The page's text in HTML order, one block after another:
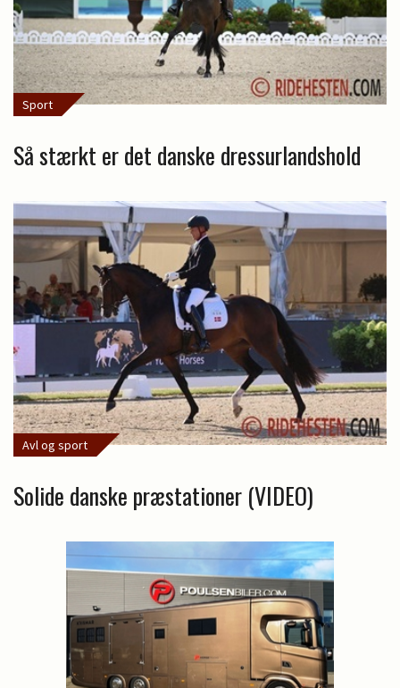
Sport
Så stærkt er det danske dressurlandshold
Avl og sport
Solide danske præstationer (VIDEO)